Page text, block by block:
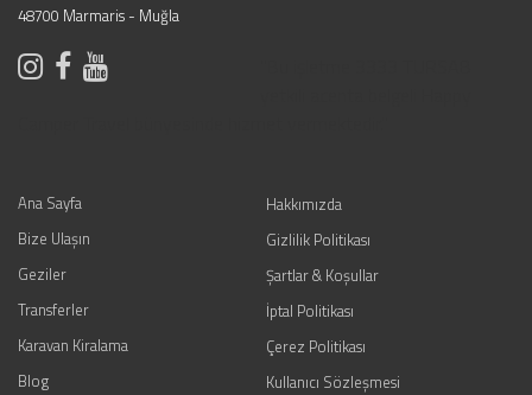
48700 Marmaris - Muğla
Ana Sayfa
Bize Ulaşın
Geziler
Transferler
Karavan Kiralama
Blog
Hakkımızda
Gizlilik Politikası
Şartlar & Koşullar
İptal Politikası
Çerez Politikası
Kullanıcı Sözleşmesi